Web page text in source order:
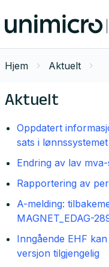
Hjem Aktuelt
Aktuelt
Oppdatert
sats i lønnssystemet
Endring av lav
Rapportering av
A-melding:
MAGNET_EDAG-
Inngående EHF
versjon tilgjengelig